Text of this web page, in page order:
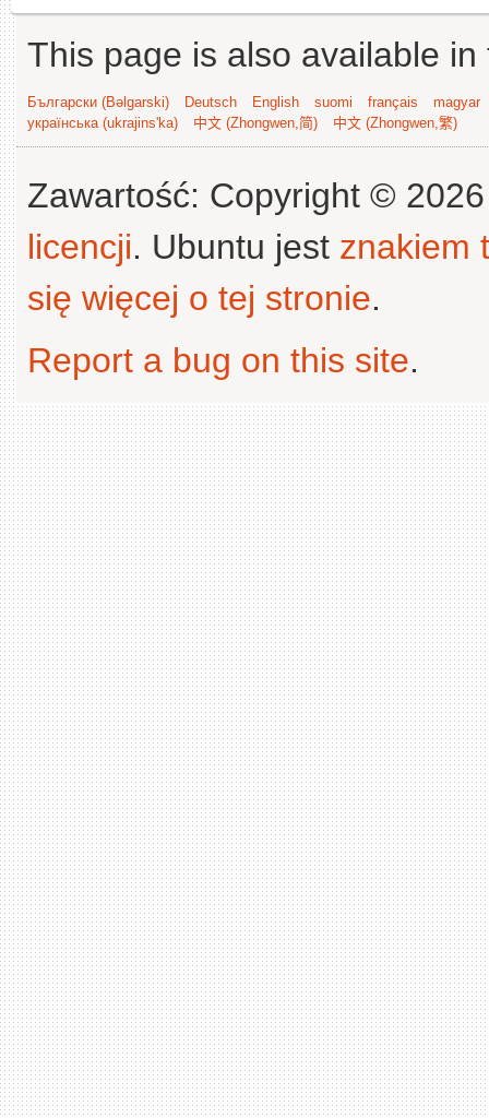
This page is also available
Български (Bəlgarski) Deutsch English suomi français
magyar
українська (ukrajins'ka)
中文 (Zhongwen,简) 中文 (Zhongwen,繁)
Zawartość: Copyright ©
licencji. Ubuntu jest znakiem
się więcej o tej stronie.
Report a bug on this site.